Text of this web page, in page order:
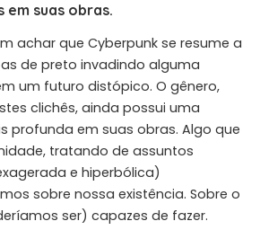
suas obras.
achar que Cyberpunk se resume a
de preto invadindo alguma
um futuro distópico. O gênero,
clichês, ainda possui uma
profunda em suas obras. Algo que
tratando de assuntos
e hiperbólica)
sobre nossa existência. Sobre o
ser) capazes de fazer.